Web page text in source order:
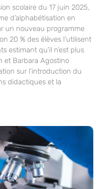
scolaire du 17 juin 2025,
d’alphabétisation en
un nouveau programme
20 % des élèves l’utilisent
estimant qu’il n’est plus
et Barbara Agostino
sur l’introduction du
didactiques et la